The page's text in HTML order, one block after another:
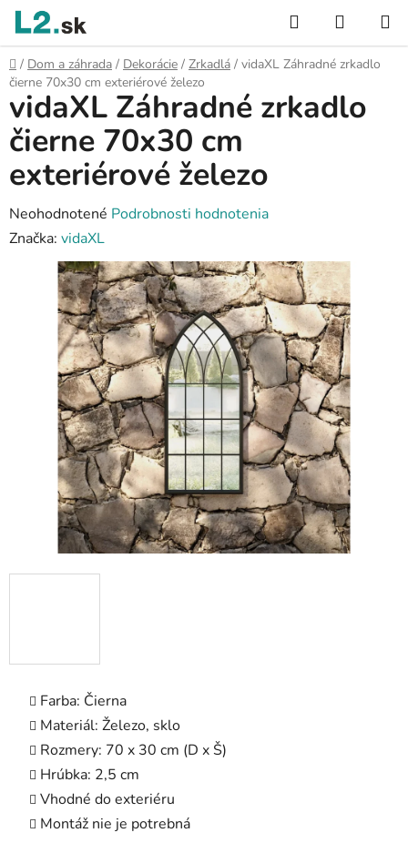
Prejsť
obsah
Hľadať
KOŠÍK
Domov
/ Dom a záhrada / Dekorácie / Zrkadlá / vidaXL Záhradné zrkadlo
čierne 70x30 cm exteriérové železo
Farba: Čierna
Materiál: Železo, sklo
Rozmery: 70 x 30 cm (D x Š)
Hrúbka: 2,5 cm
Vhodné do exteriéru
Montáž nie je potrebná
vidaXL Záhradné zrkadlo
čierne 70x30 cm
exteriérové železo
Priemerné
hodnotenie
produktu
hviezdičiek.
Neohodnotené Podrobnosti hodnotenia
Značka: vidaXL